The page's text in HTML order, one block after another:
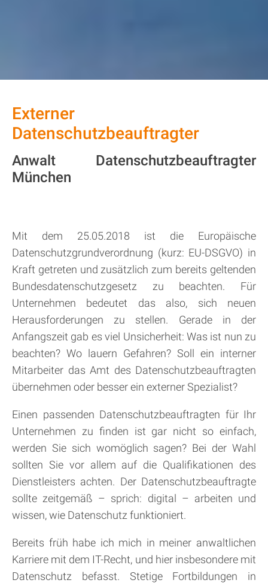
Externer
Datenschutzbeauftragter
Anwalt Datenschutzbeauftragter
München
Mit dem 25.05.2018 ist die Europäische
Datenschutzgrundverordnung (kurz: EU-DSGVO) in
Kraft getreten und zusätzlich zum bereits geltenden
Bundesdatenschutzgesetz zu beachten. Für
Unternehmen bedeutet das also, sich neuen
Herausforderungen zu stellen. Gerade in der
Anfangszeit gab es viel Unsicherheit: Was ist nun zu
beachten? Wo lauern Gefahren? Soll ein interner
Mitarbeiter das Amt des Datenschutzbeauftragten
übernehmen oder besser ein externer Spezialist?
Einen passenden Datenschutzbeauftragten für Ihr
Unternehmen zu finden ist gar nicht so einfach,
werden Sie sich womöglich sagen? Bei der Wahl
sollten Sie vor allem auf die Qualifikationen des
Dienstleisters achten. Der Datenschutzbeauftragte
sollte zeitgemäß – sprich: digital – arbeiten und
wissen, wie Datenschutz funktioniert.
Bereits früh habe ich mich in meiner anwaltlichen
Karriere mit dem IT-Recht, und hier insbesondere mit
Datenschutz befasst. Stetige Fortbildungen in